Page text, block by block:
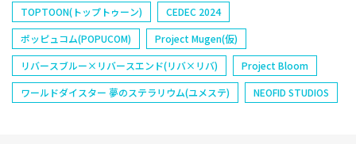
TOPTOON(トップトゥーン)
CEDEC 2024
ポッピュコム(POPUCOM)
Project Mugen(仮)
リバースブルー×リバースエンド(リバ×リバ)
Project Bloom
ワールドダイスター 夢のステラリウム(ユメステ)
NEOFID STUDIOS